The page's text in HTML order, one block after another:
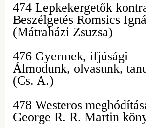
474 Lepkekergetők
Beszélgetés Romsics
(Mátraházi Zsuzsa)
476 Gyermek, ifjúsági
Álmodunk, olvasunk,
(Cs. A.)
478 Westeros
George R. R. Martin